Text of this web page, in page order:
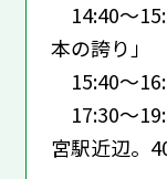
14:40～
本の誇り」
15:40～
17:30～
宮駅近辺。